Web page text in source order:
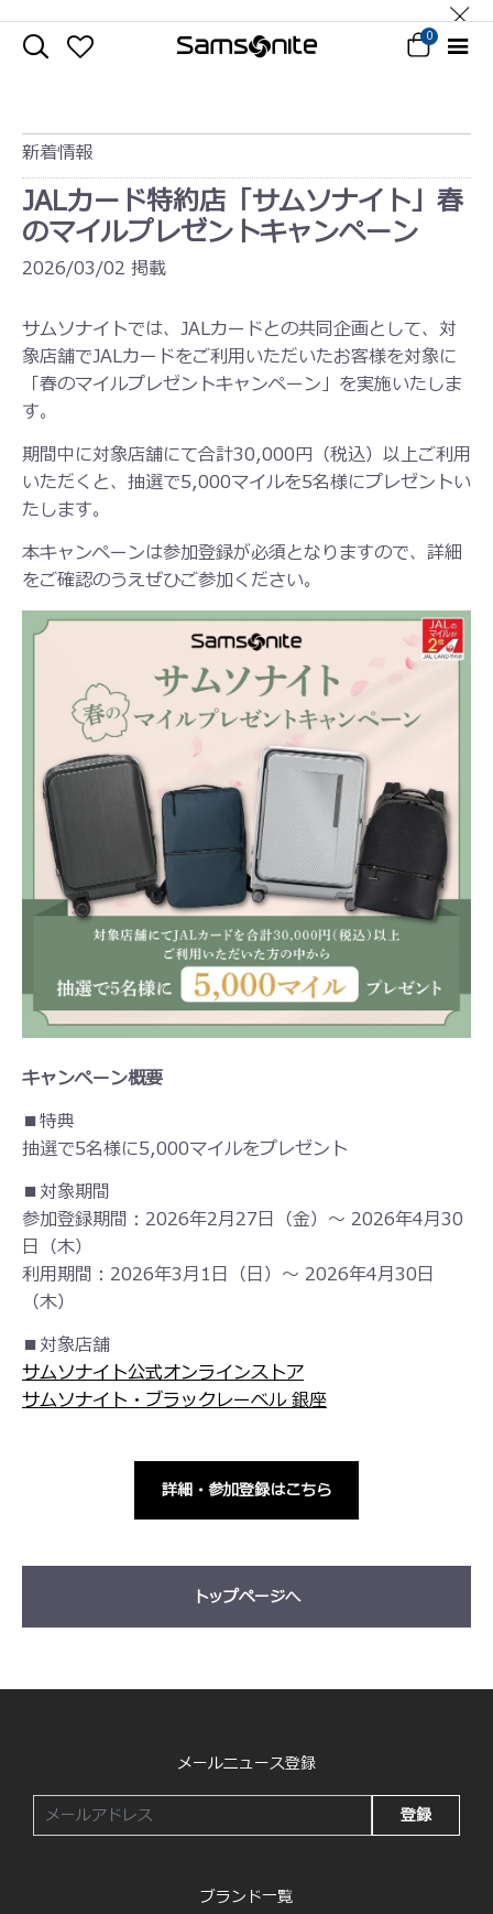
0
新着情報
JALカード特約店「サムソナイト」春
のマイルプレゼントキャンペーン
2026/03/02 掲載
サムソナイトでは、JALカードとの共同企画として、対
象店舗でJALカードをご利用いただいたお客様を対象に
「春のマイルプレゼントキャンペーン」を実施いたしま
す。
期間中に対象店舗にて合計30,000円（税込）以上ご利用
いただくと、抽選で5,000マイルを5名様にプレゼントい
たします。
本キャンペーンは参加登録が必須となりますので、詳細
をご確認のうえぜひご参加ください。
キャンペーン概要
■特典
抽選で5名様に5,000マイルをプレゼント
■対象期間
参加登録期間：2026年2月27日（金）〜 2026年4月30
日（木）
利用期間：2026年3月1日（日）〜 2026年4月30日
（木）
■対象店舗
サムソナイト公式オンラインストア
サムソナイト・ブラックレーベル 銀座
詳細・参加登録はこちら
トップページへ
メールニュース登録
登録
ブランド一覧